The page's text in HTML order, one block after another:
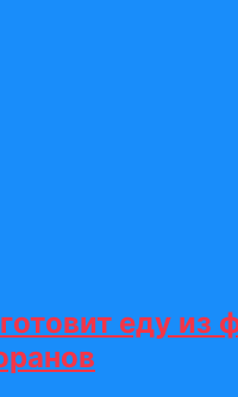
еду из